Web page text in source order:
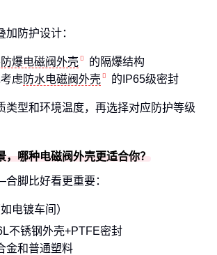
防护设计：
防爆电磁阀外壳
的隔爆结构
虑 防水电磁阀外壳 的IP65级密封
类型和环境温度，再选择对应防护等级
，哪种电磁阀外壳更适合你？
脚比好看更重要：
如电镀车间）
不锈钢外壳+PTFE密封
金和普通塑料